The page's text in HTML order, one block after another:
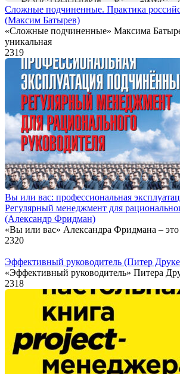
Сложные подчиненные. Практика
(Максим Батырев)
«Сложные подчиненные» Максима
уникальная
2319
Вы или вас: профессиональная
Регулярный менеджмент для
(Александр Фридман)
«Вы или вас» Александра Фридмана – это
2320
Эффективный руководитель (Питер
«Эффективный руководитель» Питера
2318